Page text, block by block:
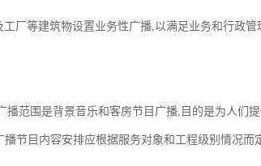
厂等建筑物设置业务性广播,以满足业务和行政管
范围是背景音乐和客房节目广播,目的是为人们
节目内容安排应根据服务对象和工程级别情况而